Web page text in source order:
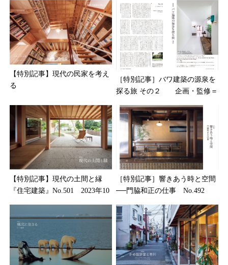
【特別記事】現代の民家を考え
る
［特別記事］バワ建築の源泉を
探る旅 その２ 企画・監修＝
【特別記事】現代の土間と縁
『住宅建築』No.501 2023年10
［特別記事］響きあう時と空間
──門脇和正の仕事 No.492